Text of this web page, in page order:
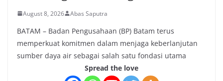
August 8, 2026 Abas Saputra
BATAM – Badan Pengusahaan (BP) Batam terus
memperkuat komitmen dalam menjaga keberlanjutan
sumber daya air sebagai salah satu fondasi utama
Spread the love